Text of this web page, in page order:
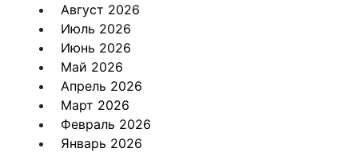
Август 2026
Июль 2026
Июнь 2026
Май 2026
Апрель 2026
Март 2026
Февраль 2026
Январь 2026